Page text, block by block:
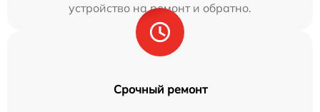
устройство на ремонт и обратно.
Срочный ремонт